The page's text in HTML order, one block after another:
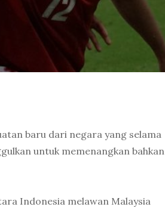
baru dari negara yang selama
untuk memenangkan bahkan
Indonesia melawan Malaysia